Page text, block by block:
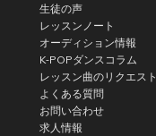
生徒の声
レッスンノート
オーディション情報
K-POPダンスコラム
レッスン曲のリクエスト
よくある質問
お問い合わせ
求人情報